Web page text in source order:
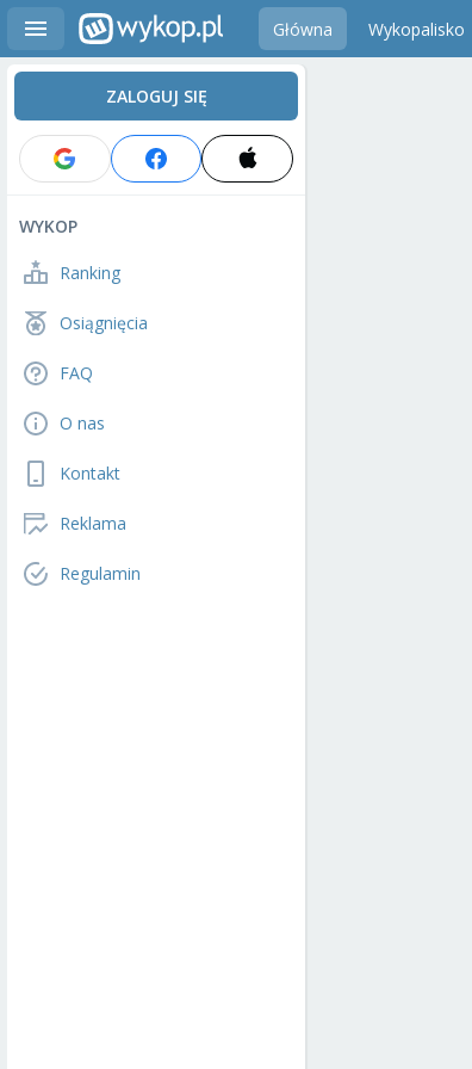
Główna Wykopalisko
ZALOGUJ SIĘ
WYKOP
Ranking
Osiągnięcia
FAQ
O nas
Kontakt
Reklama
Regulamin